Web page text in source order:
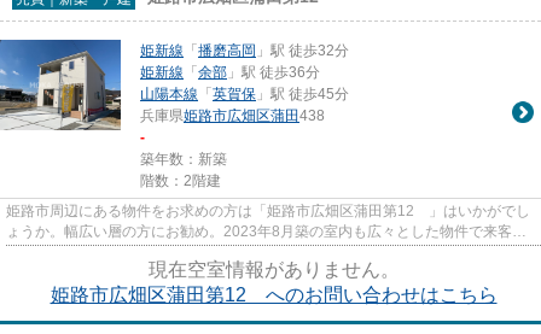
姫新線 「播磨高岡 」駅 徒歩32分
姫新線 「余部 」駅 徒歩36分
山陽本線 「英賀保 」駅 徒歩45分
兵庫県姫路市広畑区蒲田438
-
築年数：新築
階数：2階建
姫路市周辺にある物件をお求めの方は「姫路市広畑区蒲田第12 」はいかがでし
ょうか。幅広い層の方にお勧め。2023年8月築の室内も広々とした物件で来客応
対にも安心です。新築ならでは...
現在空室情報がありません。
姫路市広畑区蒲田第12 へのお問い合わせはこちら